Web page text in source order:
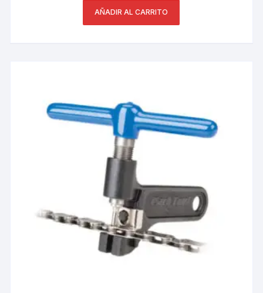
AÑADIR AL CARRITO